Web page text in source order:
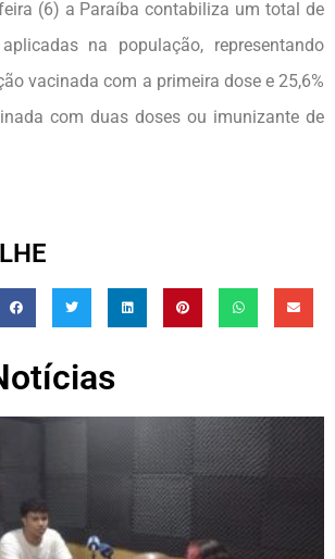
(6) a Paraíba contabiliza um total de
na população, representando
vacinada com a primeira dose e 25,6%
com duas doses ou imunizante de